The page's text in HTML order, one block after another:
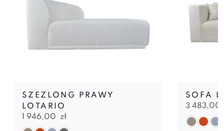
SZEZLONG PRAWY
LOTARIO
1 946,00 zł
SOFA
3 483,00